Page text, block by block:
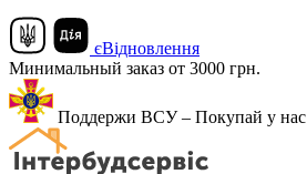
єВідновлення
Минимальный заказ от 3000 грн.
Поддержи ВСУ – Покупай у нас